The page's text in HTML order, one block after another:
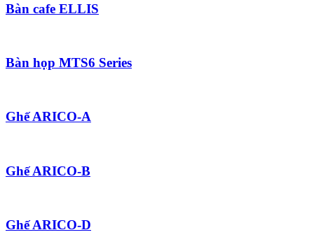
Bàn cafe ELLIS
Bàn họp MTS6 Series
Ghế ARICO-A
Ghế ARICO-B
Ghế ARICO-D